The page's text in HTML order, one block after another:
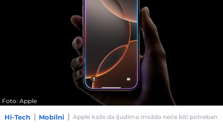
Foto: Apple
Hi-Tech Mobilni Apple kaže da ljudima možda neće biti potreban